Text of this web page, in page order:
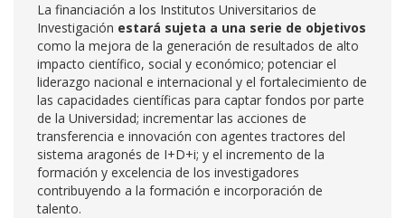
La financiación a los Institutos Universitarios de
Investigación estará sujeta a una serie de objetivos
como la mejora de la generación de resultados de alto
impacto científico, social y económico; potenciar el
liderazgo nacional e internacional y el fortalecimiento de
las capacidades científicas para captar fondos por parte
de la Universidad; incrementar las acciones de
transferencia e innovación con agentes tractores del
sistema aragonés de I+D+i; y el incremento de la
formación y excelencia de los investigadores
contribuyendo a la formación e incorporación de
talento.